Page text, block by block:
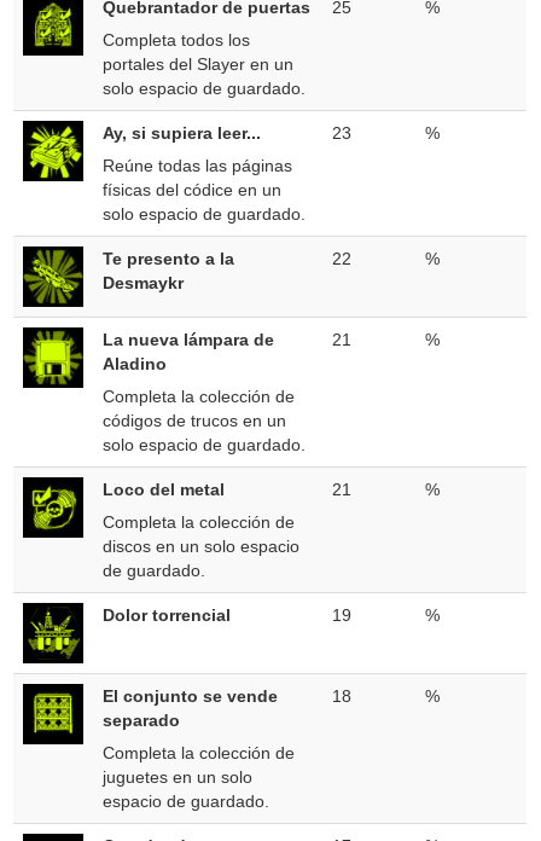
Quebrantador de puertas
Completa todos los
portales del Slayer en un
solo espacio de guardado.
25 %
Ay, si supiera leer...
Reúne todas las páginas
físicas del códice en un
solo espacio de guardado.
23 %
Te presento a la
Desmaykr
22 %
La nueva lámpara de
Aladino
Completa la colección de
códigos de trucos en un
solo espacio de guardado.
21 %
Loco del metal
Completa la colección de
discos en un solo espacio
de guardado.
21 %
Dolor torrencial 19 %
El conjunto se vende
separado
Completa la colección de
juguetes en un solo
espacio de guardado.
18 %